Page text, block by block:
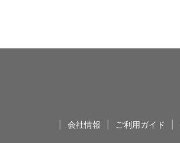
会社情報 ご利用ガイド